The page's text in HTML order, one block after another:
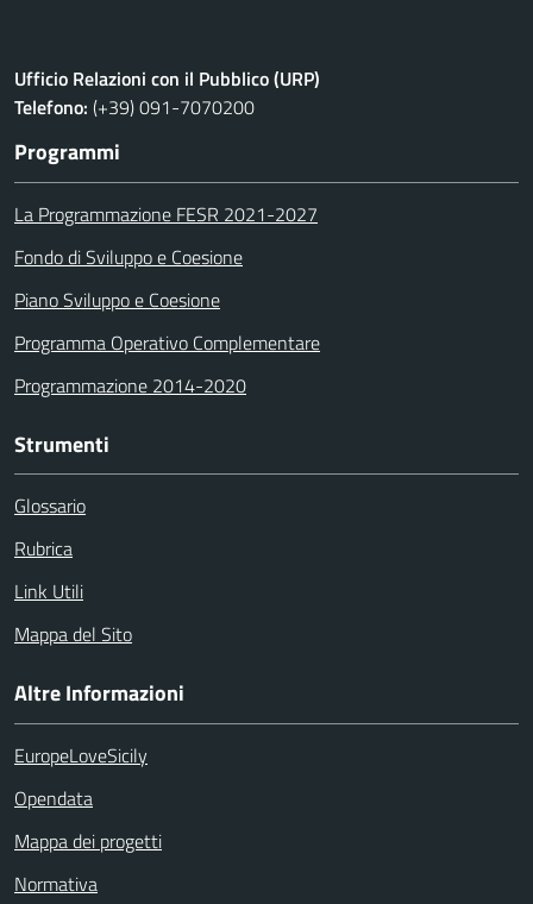
Ufficio Relazioni con il Pubblico (URP)
Telefono: (+39) 091-7070200
Programmi
La Programmazione FESR 2021-2027
Fondo di Sviluppo e Coesione
Piano Sviluppo e Coesione
Programma Operativo Complementare
Programmazione 2014-2020
Strumenti
Glossario
Rubrica
Link Utili
Mappa del Sito
Altre Informazioni
EuropeLoveSicily
Opendata
Mappa dei progetti
Normativa